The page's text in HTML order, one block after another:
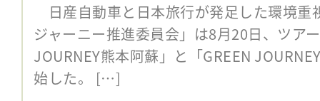
日産自動車と日本旅行が発足した環境重
ジャーニー推進委員会」は8月20日、ツア
JOURNEY熊本阿蘇」と「GREEN
始した。 […]